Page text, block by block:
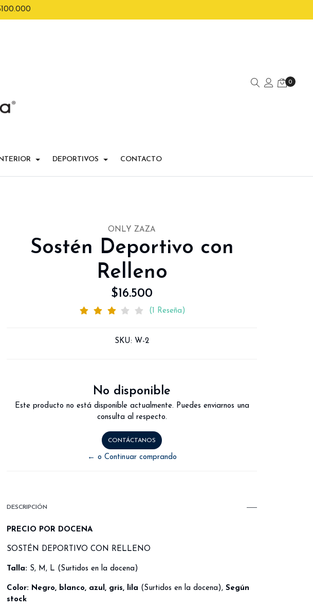
0
DEPORTIVOS CONTACTO
ONLY ZAZA
Sostén Deportivo con
Relleno
$16.500
(1 Reseña)
SKU: W-2
No disponible
Este producto no está disponible actualmente. Puedes enviarnos una
consulta al respecto.
CONTÁCTANOS
← o Continuar comprando
DESCRIPCIÓN
PRECIO POR DOCENA
SOSTÉN DEPORTIVO CON RELLENO
Talla: S, M, L (Surtidos en la docena)
Color: Negro, blanco, azul, gris, lila (Surtidos en la docena), Según
stock